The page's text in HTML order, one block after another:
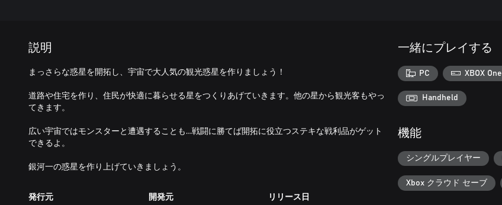
説明
まっさらな惑星を開拓し、宇宙で大人気の観光惑星を作りましょう！
道路や住宅を作り、住民が快適に暮らせる星をつくりあげていきます。他の星から観光客もやっ
てきます。
広い宇宙ではモンスターと遭遇することも…戦闘に勝てば開拓に役立つステキな戦利品がゲット
できるよ。
発行元 開発元 リリース日
一緒にプレイする
PC XBOX One
Handheld
機能
シングルプレイヤー
Xbox クラウド セーブ